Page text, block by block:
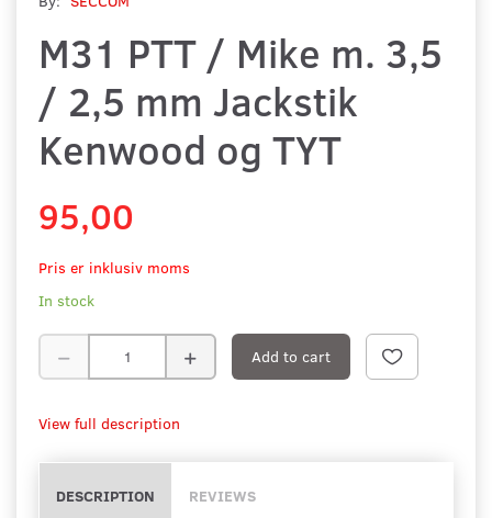
M31 PTT / Mike m. 3,5
/ 2,5 mm Jackstik
Kenwood og TYT
95,00
Pris er inklusiv moms
In stock
Add to cart
View full description
DESCRIPTION REVIEWS